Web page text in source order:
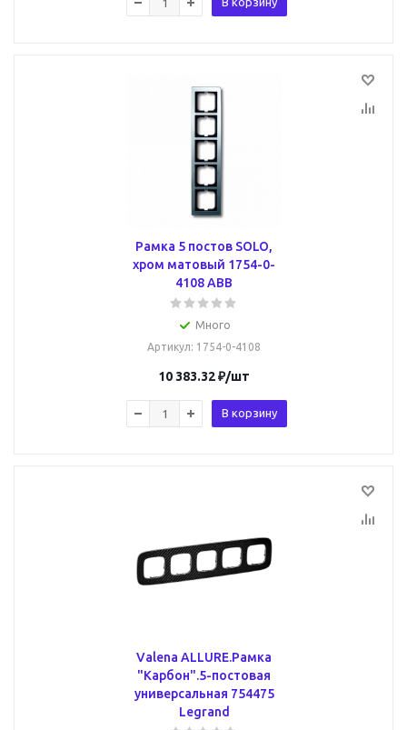
Рамка 5 постов SOLO,
хром матовый 1754-0-
4108 ABB
Много
Артикул: 1754-0-4108
10 383.32₽/шт
В корзину
Valena ALLURE.Рамка
"Карбон".5-постовая
универсальная 754475
Legrand